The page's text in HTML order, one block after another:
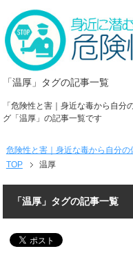
「温厚」タグの記事一覧
「危険性と害｜身近な毒から自
グ「温厚」の記事一覧です
危険性と害｜身近な毒から自分の
TOP
温厚
「温厚」タグの記事一覧